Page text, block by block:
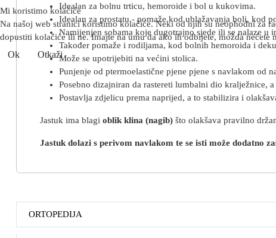
ORTOPEDIJA
Idealan za bolnu trticu, hemoroide i bol u kukovima.
Idealan za prostatu - pomaže kod ublažavanja boli, kod
Namijenjen sobama koje dugotrajno sjede ili se nalaze u
Također pomaže i rodiljama, kod bolnih hemoroida i
Može se upotrijebiti na većini stolica.
Punjenje od ptermoelastične pjene pjene s navlakom od
Posebno dizajniran da rastereti lumbalni dio kralježnice,
Postavlja zdjelicu prema naprijed, a to stabilizira i
Jastuk ima blagi oblik klina (nagib)što olakšava pravilno
Jastuk dolazi s perivom navlakom te se isti može dodatno
Mi koristimo kolačiće
Na našoj web stranici koristimo kolačiće. Neki od njih su neophodni za
dopustiti kolačiće ili ne. Imajte na umu da ako ih odbijete, možda
Ok Otkaži